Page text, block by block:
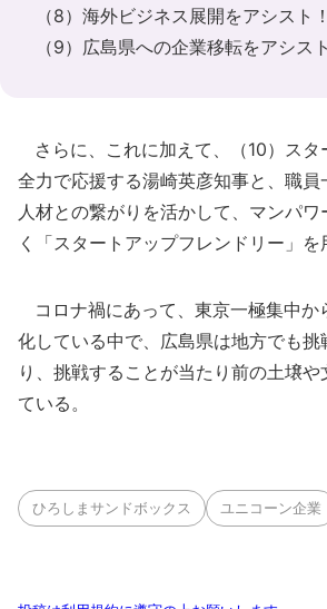
（8）海外ビジネス展開をアシスト！
（9）広島県への企業移転をアシス
さらに、これに加えて、（10）スタ
全力で応援する湯崎英彦知事と、職員
人材との繋がりを活かして、マンパ
く「スタートアップフレンドリー」を
コロナ禍にあって、東京一極集中か
化している中で、広島県は地方でも挑
り、挑戦することが当たり前の土壌や
ている。
ひろしまサンドボックス ユニコーン企業